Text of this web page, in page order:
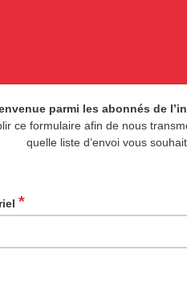
parmi les abonnés de
ce formulaire afin de nous
quelle liste d’envoi vous
*